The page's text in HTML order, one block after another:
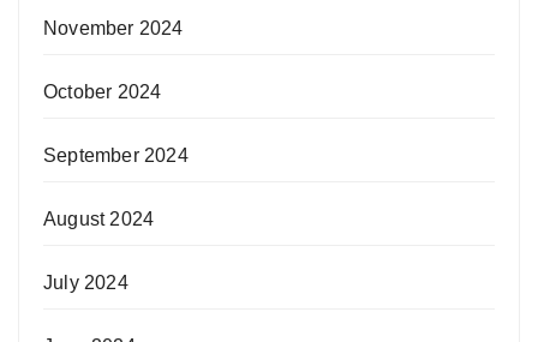
November 2024
October 2024
September 2024
August 2024
July 2024